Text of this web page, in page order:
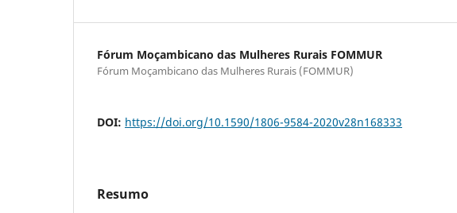
Fórum Moçambicano das Mulheres Rurais FOMMUR
Fórum Moçambicano das Mulheres Rurais (FOMMUR)
DOI: https://doi.org/10.1590/1806-9584-2020v28n168333
Resumo